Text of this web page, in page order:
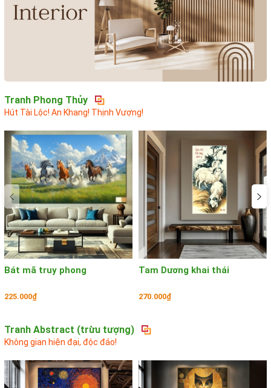
Tranh Phong Thủy
Hút Tài Lộc! An Khang! Thịnh Vượng!
Bát mã truy phong
225.000₫
Tam Dương khai thái
270.000₫
Tranh Abstract (trừu tượng)
Không gian hiện đại, độc đáo!